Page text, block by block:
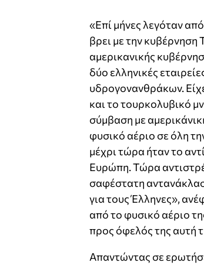
«Επί μήνες λεγόταν
βρει με την
αμερικανικής
δύο ελληνικές
υδρογονανθράκων.
και το τουρκολυβικό
σύμβαση με
φυσικό αέριο σε όλη
μέχρι τώρα ήταν το
Ευρώπη. Τώρα
σαφέστατη
για τους Έλληνες»,
από το φυσικό αέριο
προς όφελός της αυτή
Απαντώντας σε